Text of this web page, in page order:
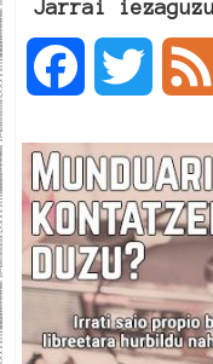
Jarrai iezaguzu
c
e
b
o
i
t
t
e